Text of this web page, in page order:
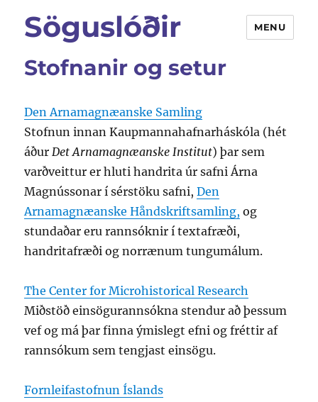
Söguslóðir MENU
Stofnanir og setur
Den Arnamagnæanske Samling
Stofnun innan Kaupmannahafnarháskóla (hét
áður Det Arnamagnæanske Institut) þar sem
varðveittur er hluti handrita úr safni Árna
Magnússonar í sérstöku safni,Den
Arnamagnæanske Håndskriftsamling, og
stundaðar eru rannsóknir í textafræði,
handritafræði og norrænum tungumálum.
The Center for Microhistorical Research
Miðstöð einsögurannsókna stendur að þessum
vef og má þar finna ýmislegt efni og fréttir af
rannsókum sem tengjast einsögu.
Fornleifastofnun Íslands